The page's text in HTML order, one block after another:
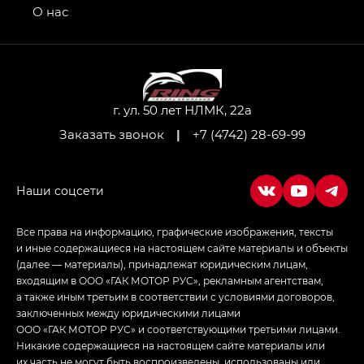
привод — GB AWD, Джи Эль Полный привод —
Джи Ти — GT, Джи Икс — GX,
Джи Икс ПРЕМИУМ — GX PREMIUM, ЛАУНЖ —
Empow — Эмпау (Empow) в комплектации
г. ул. 50 лет НЛМК, 22а
Заказать звонок
| +7 (4742) 28-69-99
О нас
Все права на информацию, графические изображения, тексты
и иные содержащиеся на настоящем сайте материалы и объекты
(далее — материалы), принадлежат юридическим лицам,
входящим в ООО «ГАК МОТОР РУС», рекламным агентствам,
а также иным третьим в соответствии с условиями договоров,
заключенных между юридическими лицами
ООО «ГАК МОТОР РУС» и соответствующими третьими лицами.
Никакие содержащиеся на настоящем сайте материалы или